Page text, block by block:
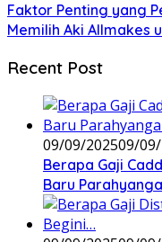
Faktor Penting yang
Memilih Aki Allmakes
Recent Post
09/09/202509/
Berapa Gaji
Baru